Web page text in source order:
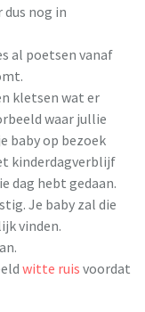
dus nog in
al poetsen vanaf
kletsen wat er
waar jullie
baby op bezoek
kinderdagverblijf
dag hebt gedaan.
Je baby zal die
vinden.
witte ruis voordat